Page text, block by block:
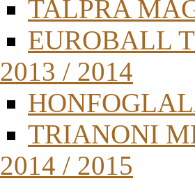
TALPRA
EUROBALL
2013 / 2014
TRIANONI
2014 / 2015